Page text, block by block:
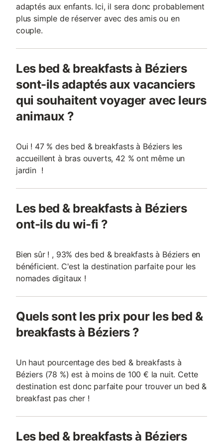
adaptés aux enfants. Ici, il sera donc probablement
plus simple de réserver avec des amis ou en
couple.
Les bed & breakfasts à Béziers
sont-ils adaptés aux vacanciers
qui souhaitent voyager avec leurs
animaux ?
Oui ! 47 % des bed & breakfasts à Béziers les
accueillent à bras ouverts, 42 % ont même un
jardin !
Les bed & breakfasts à Béziers
ont-ils du wi-fi ?
Bien sûr ! , 93% des bed & breakfasts à Béziers en
bénéficient. C'est la destination parfaite pour les
nomades digitaux !
Quels sont les prix pour les bed &
breakfasts à Béziers ?
Un haut pourcentage des bed & breakfasts à
Béziers (78 %) est à moins de 100 € la nuit. Cette
destination est donc parfaite pour trouver un bed &
breakfast pas cher !
Les bed & breakfasts à Béziers